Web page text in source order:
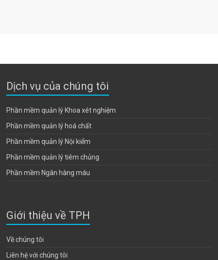
Dịch vụ của chúng tôi
Phần mềm quản lý Khoa xét nghiệm
Phần mềm quản lý hoá chất
Phần mềm quản lý Nội kiểm
Phần mềm quản lý tiêm chủng
Phần mềm Ngân hàng máu
Giới thiệu về TPH
Về chúng tôi
Liên hệ với chúng tôi